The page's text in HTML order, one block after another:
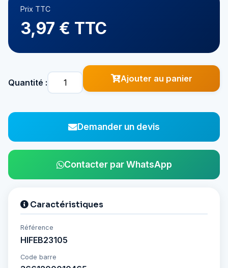
Prix TTC
3,97 € TTC
Quantité : Ajouter au panier
Demander un devis
Contacter par WhatsApp
Caractéristiques
Référence
HIFEB23105
Code barre